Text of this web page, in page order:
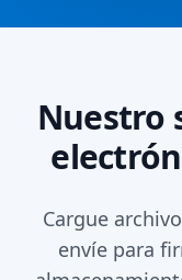
Nuestro
Cargue
envíe para